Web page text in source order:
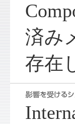
済み
存在